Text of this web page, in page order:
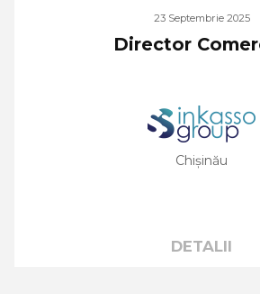
23 Septembrie 2025
Director
Chișinău
DETALII